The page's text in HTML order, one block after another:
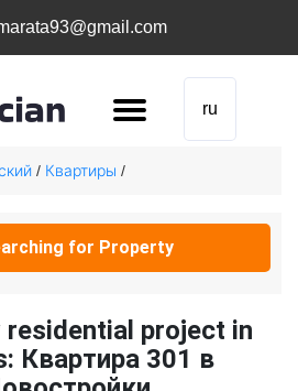
ru
/ Квартиры /
for Property
residential project in
Квартира 301 в